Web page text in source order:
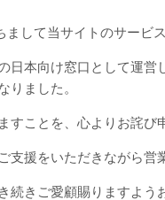
して当サイトのサービ
本向け窓口として運
りました。
ことを、心よりお詫び
援をいただきながら営
きご愛顧賜りますよう